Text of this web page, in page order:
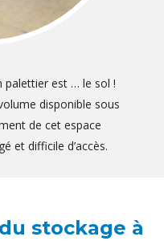
palettier est … le sol !
disponible sous
de cet espace
et difficile d’accès.
stockage à